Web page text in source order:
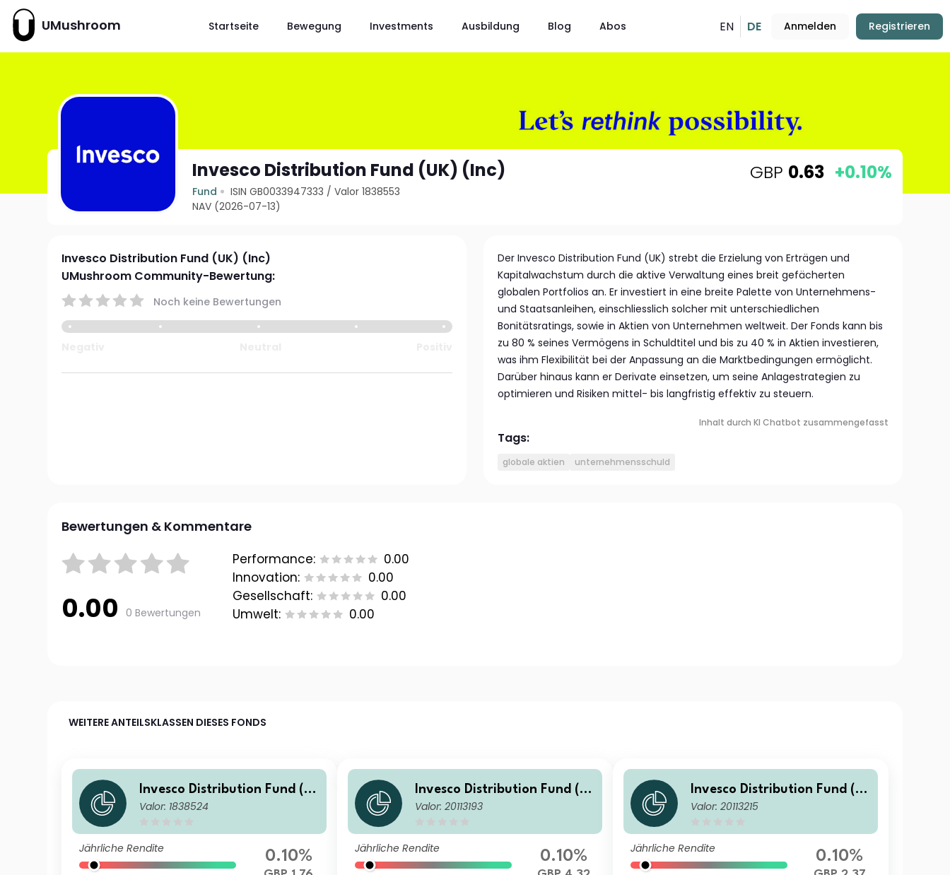
UMushroom Startseite Bewegung Investments Ausbildung Blog Abos EN DE Anmelden Registrieren
Invesco Distribution Fund (UK) (Inc)
Fund ISIN GB0033947333 /Valor 1838553
NAV (2026-07-13)
GBP 0.63 +0.10%
Invesco Distribution Fund (UK) (Inc)
UMushroom Community-Bewertung:
Noch keine Bewertungen
Der Invesco Distribution Fund (UK) strebt die Erzielung von Erträgen und
Kapitalwachstum durch die aktive Verwaltung eines breit gefächerten
globalen Portfolios an. Er investiert in eine breite Palette von Unternehmens-
und Staatsanleihen, einschliesslich solcher mit unterschiedlichen
Bonitätsratings, sowie in Aktien von Unternehmen weltweit. Der Fonds kann bis
zu 80 % seines Vermögens in Schuldtitel und bis zu 40 % in Aktien investieren,
was ihm Flexibilität bei der Anpassung an die Marktbedingungen ermöglicht.
Darüber hinaus kann er Derivate einsetzen, um seine Anlagestrategien zu
optimieren und Risiken mittel- bis langfristig effektiv zu steuern.
Inhalt durch KI Chatbot zusammengefasst
Tags:
globale aktien unternehmensschuld
Bewertungen & Kommentare
0.00 0 Bewertungen
Performance:
0.00
Innovation:
0.00
Gesellschaft:
0.00
Umwelt:
0.00
WEITERE ANTEILSKLASSEN DIESES FONDS
Invesco Distribution Fund (U
K) (Acc)
Valor: 1838524
Jährliche Rendite 0.10%
Invesco Distribution Fund (U
K) Z (Acc)
Valor: 20113193
Jährliche Rendite 0.10%
Invesco Distribution Fund (U
K) Z (Inc)
Valor: 20113215
Jährliche Rendite 0.10%